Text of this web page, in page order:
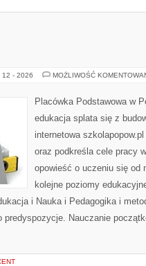
12 - 2026 MOŻLIWOŚĆ
Placówka Podstawowa w
edukacja splata się z
internetowa
oraz podkreśla cele pracy
opowieść o uczeniu się od
kolejne poziomy
i Nauka i Pedagogika i
predyspozycje. Nauczanie